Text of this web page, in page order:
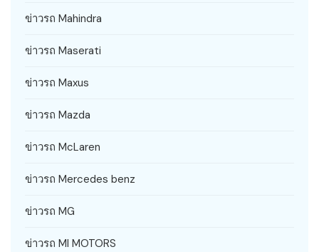
ข่าวรถ Mahindra
ข่าวรถ Maserati
ข่าวรถ Maxus
ข่าวรถ Mazda
ข่าวรถ McLaren
ข่าวรถ Mercedes benz
ข่าวรถ MG
ข่าวรถ MI MOTORS